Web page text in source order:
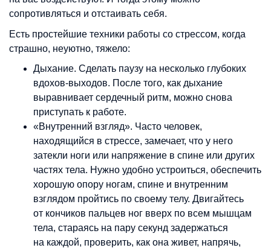
сопротивляться и отстаивать себя.
Есть простейшие техники работы со стрессом, когда
страшно, неуютно, тяжело:
Дыхание. Сделать паузу на несколько глубоких
вдохов-выходов. После того, как дыхание
выравнивает сердечный ритм, можно снова
приступать к работе.
«Внутренний взгляд». Часто человек,
находящийся в стрессе, замечает, что у него
затекли ноги или напряжение в спине или других
частях тела. Нужно удобно устроиться, обеспечить
хорошую опору ногам, спине и внутренним
взглядом пройтись по своему телу. Двигайтесь
от кончиков пальцев ног вверх по всем мышцам
тела, стараясь на пару секунд задержаться
на каждой, проверить, как она живет, напрячь,